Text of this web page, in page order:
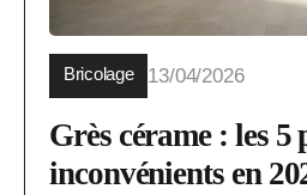
Bricolage 13/04/2026
Grès cérame : les 5
inconvénients en